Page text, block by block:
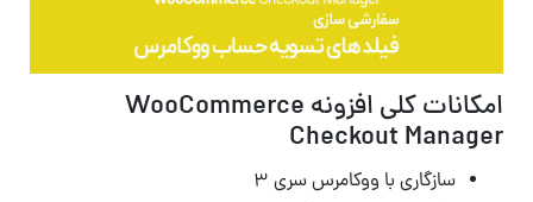
امکانات کلی افزونه WooCommerce
Checkout Manager
سازگاری با ووکامرس سری ۳